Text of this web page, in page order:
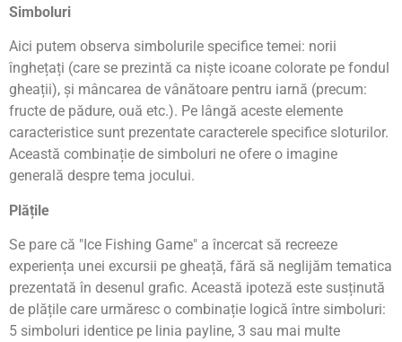
Simboluri
Aici putem observa simbolurile specifice temei: norii
înghețați (care se prezintă ca niște icoane colorate pe fondul
gheații), și mâncarea de vânătoare pentru iarnă (precum:
fructe de pădure, ouă etc.). Pe lângă aceste elemente
caracteristice sunt prezentate caracterele specifice sloturilor.
Această combinație de simboluri ne ofere o imagine
generală despre tema jocului.
Plățile
Se pare că "Ice Fishing Game" a încercat să recreeze
experiența unei excursii pe gheață, fără să neglijăm tematica
prezentată în desenul grafic. Această ipoteză este susținută
de plățile care urmăresc o combinație logică între simboluri:
5 simboluri identice pe linia payline, 3 sau mai multe